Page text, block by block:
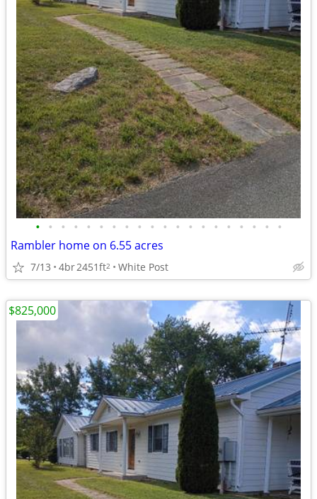
• • • • • • • • • • • • • • • • • • • •
Rambler home on 6.55 acres
7/13 4br2451ft2 White Post
$825,000